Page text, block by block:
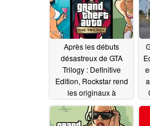
Après les débuts
désastreux de GTA
Trilogy : Definitive
Edition, Rockstar rend
les originaux à
nouveau disponibles à
la vente11/21/2021